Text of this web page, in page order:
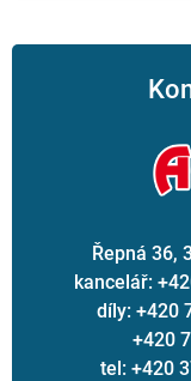
Řepná 36,
kancelář:
díly: +420
+420
tel: +420